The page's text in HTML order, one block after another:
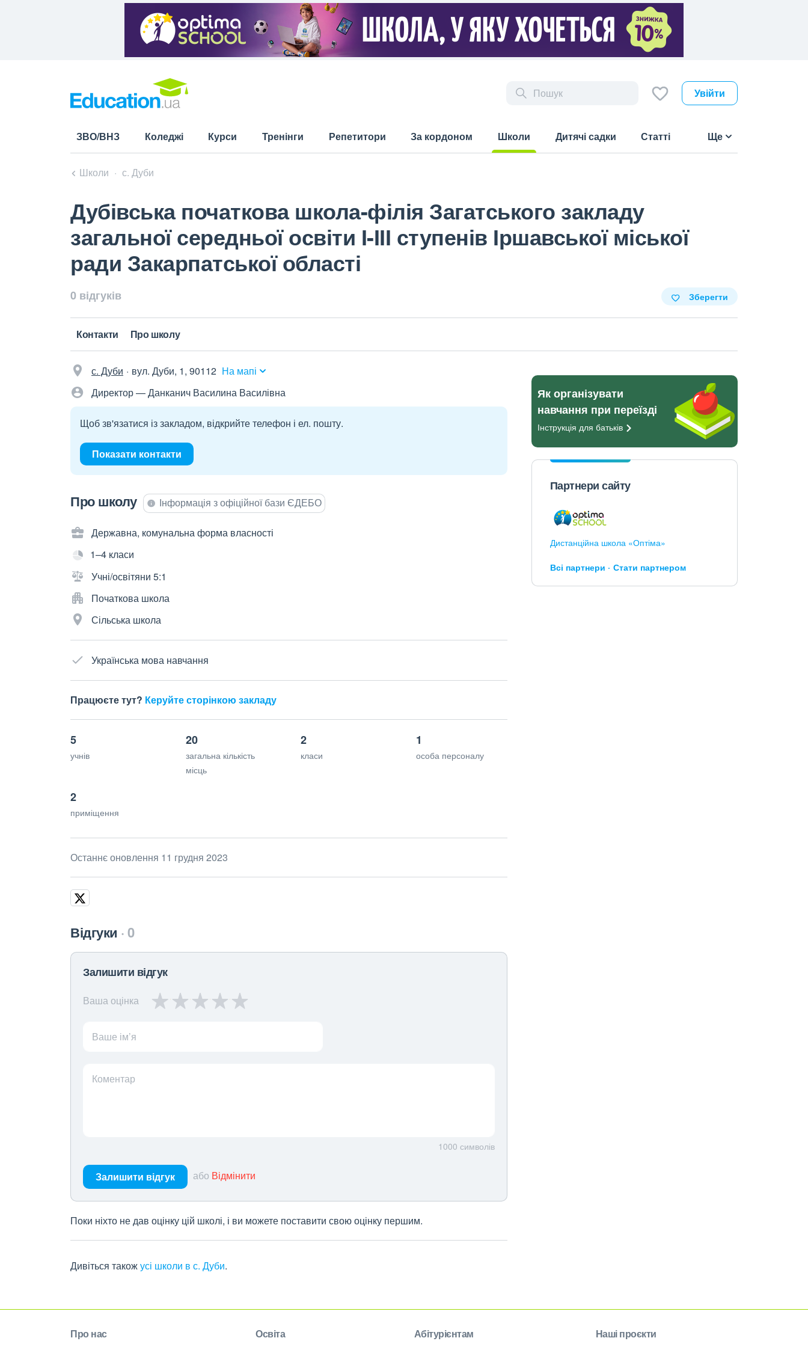
Увійти
ЗВО/ВНЗ Коледжі Курси Тренінги Репетитори За кордоном
Школи
Дитячі садки Статті Ще
Школи с. Дуби
Дубівська початкова школа-філія Загатського закладу
загальної середньої освіти І-ІІІ ступенів Іршавської міської
ради Закарпатської області
0 відгуків Зберегти
Контакти Про школу
с. Дуби вул. Дуби, 1, 90112 На мапі
Директор — Данканич Василина Василівна
Щоб зв'язатися із закладом, відкрийте телефон і ел. пошту.
Показати контакти
Про школу Інформація з офіційної бази ЄДЕБО
Державна, комунальна форма власності
1–4 класи
Учні/освітяни 5:1
Початкова школа
Сільська школа
Українська мова навчання
Працюєте тут? Керуйте сторінкою закладу
5
учнів
20
загальна кількість
місць
2
класи
1
особа персоналу
2
приміщення
Останнє оновлення 11 грудня 2023
Відгуки 0
Залишити відгук
Ваша оцінка
Ваше ім’я
Коментар
1000 символів
Залишити відгук або Відмінити
Поки ніхто не дав оцінку цій школі, і ви можете поставити свою оцінку першим.
Дивіться такожусі школи в с. Дуби.
Як організувати
навчання при переїзді
Інструкція для батьків
Партнери сайту
Дистанційна школа «Оптіма»
Всі партнери Стати партнером
Про нас Освіта Абітурієнтам Наші проєкти